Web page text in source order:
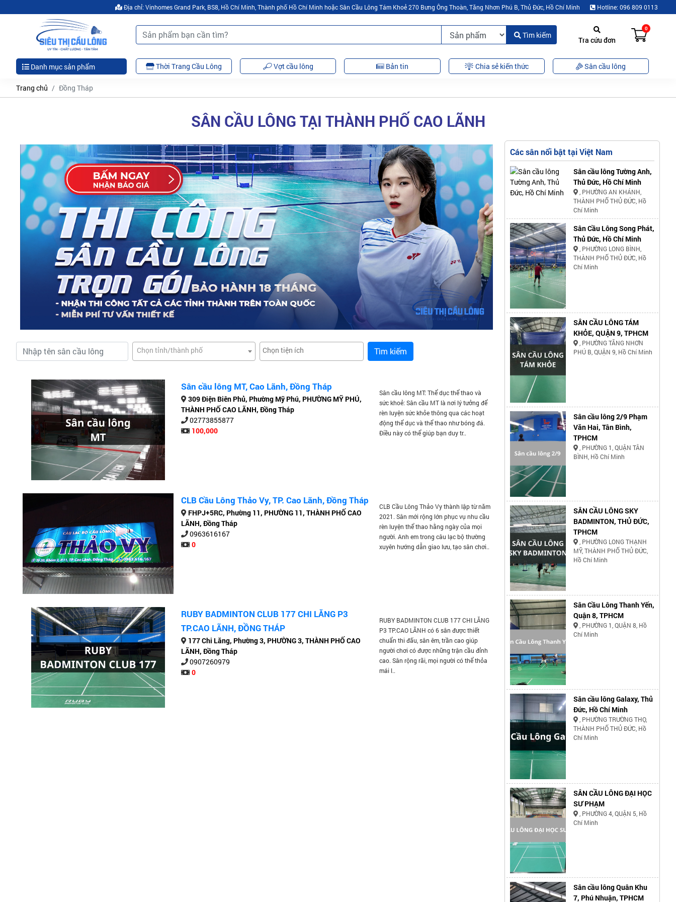
Địa chỉ: Vinhomes Grand Park, BS8, Hồ Chí Minh, Thành phố Hồ Chí Minh hoặc Sân Cầu Lông Tám Khoẻ 270 Bưng Ông Thoàn, Tăng Nhơn Phú B, Thủ Đức, Hồ Chí Minh Hotline: 096 809 0113
Tìm kiếm
Tra cứu đơn
0
Danh mục sản phẩm Thời Trang Cầu Lông Vợt cầu lông Bản tin Chia sẻ kiến thức Sân cầu lông
Trang chủ Đồng Tháp
SÂN CẦU LÔNG TẠI THÀNH PHỐ CAO LÃNH
Chọn tỉnh/thành phố Tìm kiếm
Sân cầu lông MT, Cao Lãnh, Đồng Tháp
309 Điện Biên Phủ, Phường Mỹ Phú, PHƯỜNG MỸ PHÚ,
THÀNH PHỐ CAO LÃNH, Đồng Tháp
02773855877
100,000
Sân cầu lông MT: Thể dục thể thao và
sức khoẻ: Sân cầu MT là nơi lý tưởng để
rèn luyện sức khỏe thông qua các hoạt
động thể dục và thể thao như bóng đá.
Điều này có thể giúp bạn duy tr..
CLB Cầu Lông Thảo Vy, TP. Cao Lãnh, Đồng Tháp
FHPJ+5RC, Phường 11, PHƯỜNG 11, THÀNH PHỐ CAO
LÃNH, Đồng Tháp
0963616167
0
CLB Cầu Lông Thảo Vy thành lập từ năm
2021. Sân mới rộng lớn phục vụ nhu cầu
rèn luyện thể thao hằng ngày của mọi
người. Anh em trong câu lạc bộ thường
xuyên hướng dẫn giao lưu, tạo sân chơi..
RUBY BADMINTON CLUB 177 CHI LĂNG P3
TP.CAO LÃNH, ĐỒNG THÁP
177 Chi Lăng, Phường 3, PHƯỜNG 3, THÀNH PHỐ CAO
LÃNH, Đồng Tháp
0907260979
0
RUBY BADMINTON CLUB 177 CHI LĂNG
P3 TP.CAO LÃNH có 6 sân được thiết
chuẩn thi đấu, sân êm, trần cao giúp
người chơi có được những trận cầu đỉnh
cao. Sân rộng rãi, mọi người có thể thỏa
mái l..
Các sân nổi bật tại Việt Nam
Sân cầu lông Tường Anh,
Thủ Đức, Hồ Chí Minh
, PHƯỜNG AN KHÁNH,
THÀNH PHỐ THỦ ĐỨC, Hồ
Chí Minh
Sân Cầu Lông Song Phát,
Thủ Đức, Hồ Chí Minh
, PHƯỜNG LONG BÌNH,
THÀNH PHỐ THỦ ĐỨC, Hồ
Chí Minh
SÂN CẦU LÔNG TÁM
KHỎE, QUẬN 9, TPHCM
, PHƯỜNG TĂNG NHƠN
PHÚ B, QUẬN 9, Hồ Chí Minh
Sân cầu lông 2/9 Phạm
Văn Hai, Tân Bình,
TPHCM
, PHƯỜNG 1, QUẬN TÂN
BÌNH, Hồ Chí Minh
SÂN CẦU LÔNG SKY
BADMINTON, THỦ ĐỨC,
TPHCM
, PHƯỜNG LONG THẠNH
MỸ, THÀNH PHỐ THỦ ĐỨC,
Hồ Chí Minh
Sân Cầu Lông Thanh Yến,
Quận 8, TPHCM
, PHƯỜNG 1, QUẬN 8, Hồ
Chí Minh
Sân cầu lông Galaxy, Thủ
Đức, Hồ Chí Minh
, PHƯỜNG TRƯỜNG THỌ,
THÀNH PHỐ THỦ ĐỨC, Hồ
Chí Minh
SÂN CẦU LÔNG ĐẠI HỌC
SƯ PHẠM
, PHƯỜNG 4, QUẬN 5, Hồ
Chí Minh
Sân cầu lông Quân Khu
7, Phú Nhuận, TPHCM